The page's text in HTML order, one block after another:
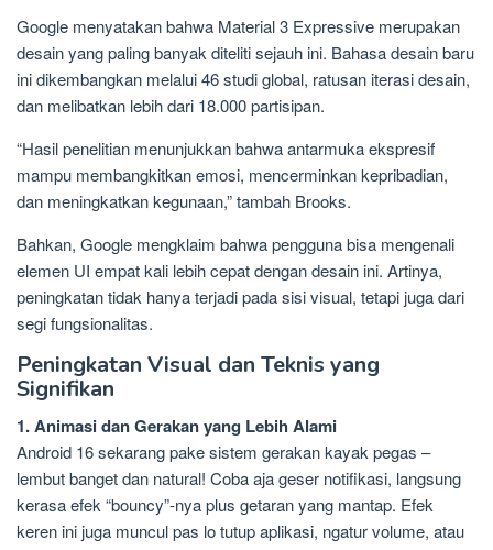
Google menyatakan bahwa Material 3 Expressive merupakan
desain yang paling banyak diteliti sejauh ini. Bahasa desain baru
ini dikembangkan melalui 46 studi global, ratusan iterasi desain,
dan melibatkan lebih dari 18.000 partisipan.
“Hasil penelitian menunjukkan bahwa antarmuka ekspresif
mampu membangkitkan emosi, mencerminkan kepribadian,
dan meningkatkan kegunaan,” tambah Brooks.
Bahkan, Google mengklaim bahwa pengguna bisa mengenali
elemen UI empat kali lebih cepat dengan desain ini. Artinya,
peningkatan tidak hanya terjadi pada sisi visual, tetapi juga dari
segi fungsionalitas.
Peningkatan Visual dan Teknis yang
Signifikan
1. Animasi dan Gerakan yang Lebih Alami
Android 16 sekarang pake sistem gerakan kayak pegas –
lembut banget dan natural! Coba aja geser notifikasi, langsung
kerasa efek “bouncy”-nya plus getaran yang mantap. Efek
keren ini juga muncul pas lo tutup aplikasi, ngatur volume, atau